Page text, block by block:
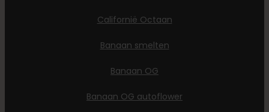
Californië Octaan
Banaan smelten
Banaan OG
Banaan OG autoflower